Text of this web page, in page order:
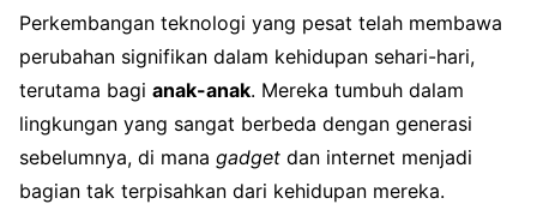
Perkembangan teknologi yang pesat telah membawa
perubahan signifikan dalam kehidupan sehari-hari,
terutama bagi anak-anak. Mereka tumbuh dalam
lingkungan yang sangat berbeda dengan generasi
sebelumnya, di mana gadget dan internet menjadi
bagian tak terpisahkan dari kehidupan mereka.